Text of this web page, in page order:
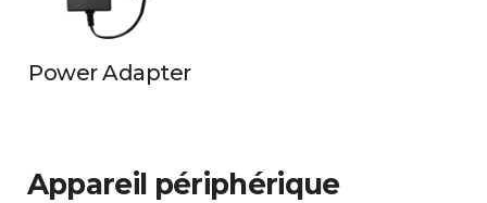
Power Adapter
Appareil périphérique